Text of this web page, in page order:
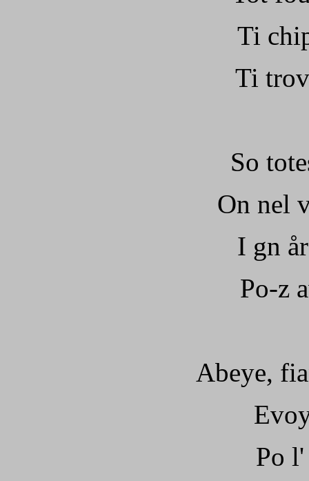
Ti
Ti
So
On nel
I gn
Po-z
Abeye,
Po